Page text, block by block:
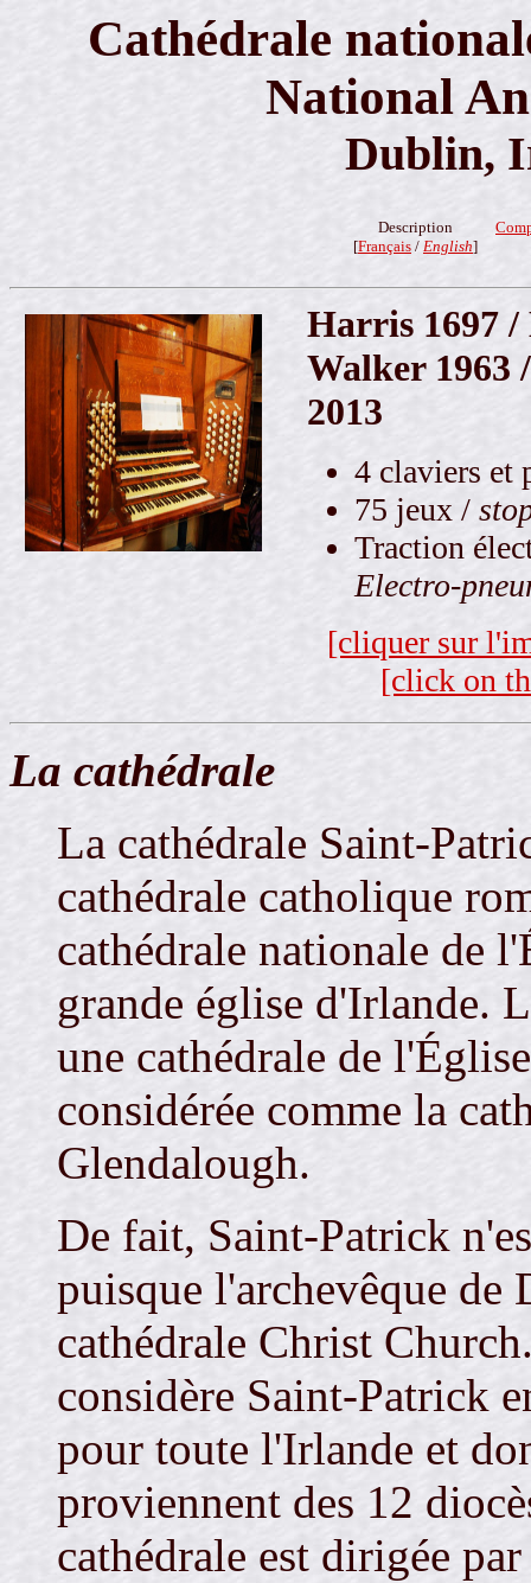
Cathédrale
National
Dublin,
Description
[Français / English]
Harris 1697 /
Walker 1963
2013
4 claviers et
75 jeux /
Traction
Electro-
[cliquer sur
[click on
La cathédrale
La cathédrale Saint-
cathédrale catholique
cathédrale nationale de
grande église d'Irlande.
une cathédrale de
considérée comme la
Glendalough.
De fait, Saint-Patrick
puisque l'archevêque de
cathédrale Christ
considère Saint-Patrick
pour toute l'Irlande et
proviennent des 12
cathédrale est dirigée